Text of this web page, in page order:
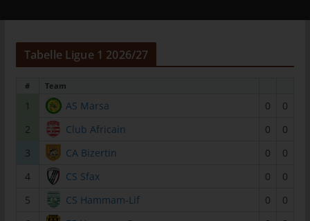
Tabelle Ligue 1 2026/27
# Team
1 AS Marsa 0
0
2
Club Africain 0
0
3
CA Bizertin 0
0
4
CS Sfax 0
0
5
CS Hammam-Lif 0
0
die Cookie-Setzung nicht möglich wären.
Mittels eines Cookies können die Informationen und Angebote
Benutzer unserer Internetseite wiederzuerkennen. Zweck dieser
Wiedererkennung ist es, den Nutzern die Verwendung unserer
Internetseite zu erleichtern. Der Benutzer einer Internetseite, die
Cookies verwendet, muss beispielsweise nicht bei jedem
Besuch der Internetseite erneut seine Zugangsdaten eingeben,
weil dies von der Internetseite und dem auf dem
Computersystem des Benutzers abgelegten Cookie
übernommen wird. Ein weiteres Beispiel ist das Cookie eines